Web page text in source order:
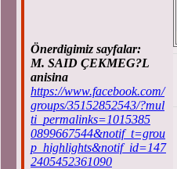
Önerdigimiz sayfalar:
M. SAID ÇEKMEG?L
anisina
https://www.facebook.com/
groups/35152852543/?mul
ti_permalinks=1015385
0899667544&notif_t=grou
p_highlights&notif_id=147
2405452361090